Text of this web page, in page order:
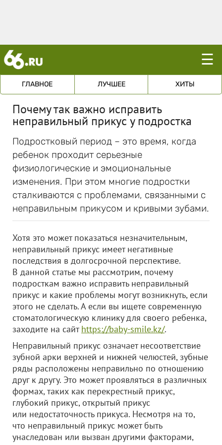
☰
ГЛАВНОЕ ЛУЧШЕЕ ХИТЫ
Почему так важно исправить
неправильный прикус у подростка
Подростковый период – это время, когда
ребенок проходит серьезные
физиологические и эмоциональные
изменения. При этом многие подростки
сталкиваются с проблемами, связанными с
неправильным прикусом и кривыми зубами.
Хотя это может показаться незначительным,
неправильный прикус имеет негативные
последствия в долгосрочной перспективе.
В данной статье мы рассмотрим, почему
подросткам важно исправить неправильный
прикус и какие проблемы могут возникнуть, если
этого не сделать. А если вы ищете современную
стоматологическую клинику для своего ребенка,
заходите на сайтhttps://baby-smile.kz/.
Неправильный прикус означает несоответствие
зубной арки верхней и нижней челюстей, зубные
ряды расположены неправильно по отношению
друг к другу. Это может проявляться в различных
формах, таких как перекрестный прикус,
глубокий прикус, открытый прикус
или недостаточность прикуса. Несмотря на то,
что неправильный прикус может быть
унаследован или вызван другими факторами,